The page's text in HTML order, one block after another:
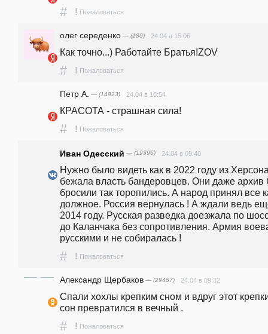
# ! Пожаловаться
олег середенко — (180) 24.04 в 15:06
Как точно...) Работайте Братья!ZOV
# ! Пожаловаться
Петр А. — (14923) 24.04 в 10:54
КРАСОТА - страшная сила!
# ! Пожаловаться
Иван Одесский — (19396) 24.04 в 09:40
Нужно было видеть как в 2022 году из
бежала власть бандеровцев. Они даже
бросили так торопились. А народ принял все
должное. Россия вернулась ! А ждали ведь
2014 году. Русская разведка доезжала по
до Каланчака без сопротивления. Армия
русскими и не собиралась !
# ! Пожаловаться
Александр Щербаков — (29467) 24.04 в 09:32
Спали хохлы крепким сном и вдруг этот
сон превратился в вечный .
# ! Пожаловаться